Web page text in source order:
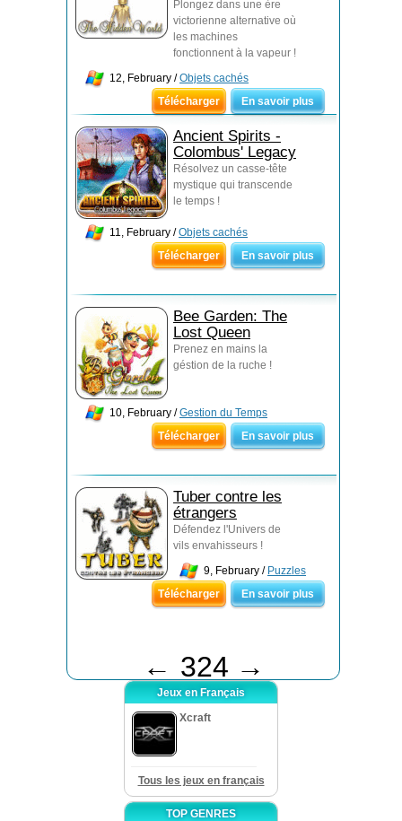
Plongez dans une ère
victorienne alternative où
les machines
fonctionnent à la vapeur !
12, February /Objets cachés
Télécharger
En savoir plus
Ancient Spirits -
Colombus' Legacy
Résolvez un casse-tête
mystique qui transcende
le temps !
11, February /Objets cachés
Télécharger
En savoir plus
Bee Garden: The
Lost Queen
Prenez en mains la
géstion de la ruche !
10, February /Gestion du Temps
Télécharger
En savoir plus
Tuber contre les
étrangers
Défendez l'Univers de
vils envahisseurs !
9, February / Puzzles
Télécharger
En savoir plus
← 324 →
Jeux en Français
Xcraft
Tous les jeux en français
TOP GENRES